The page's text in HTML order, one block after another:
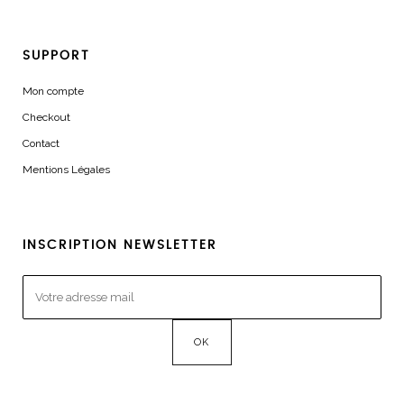
SUPPORT
Mon compte
Checkout
Contact
Mentions Légales
INSCRIPTION NEWSLETTER